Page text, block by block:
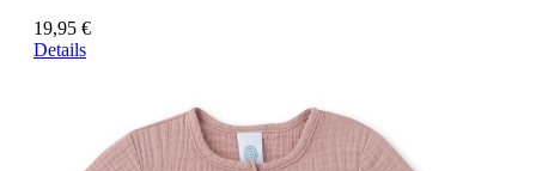
19,95 €
Details